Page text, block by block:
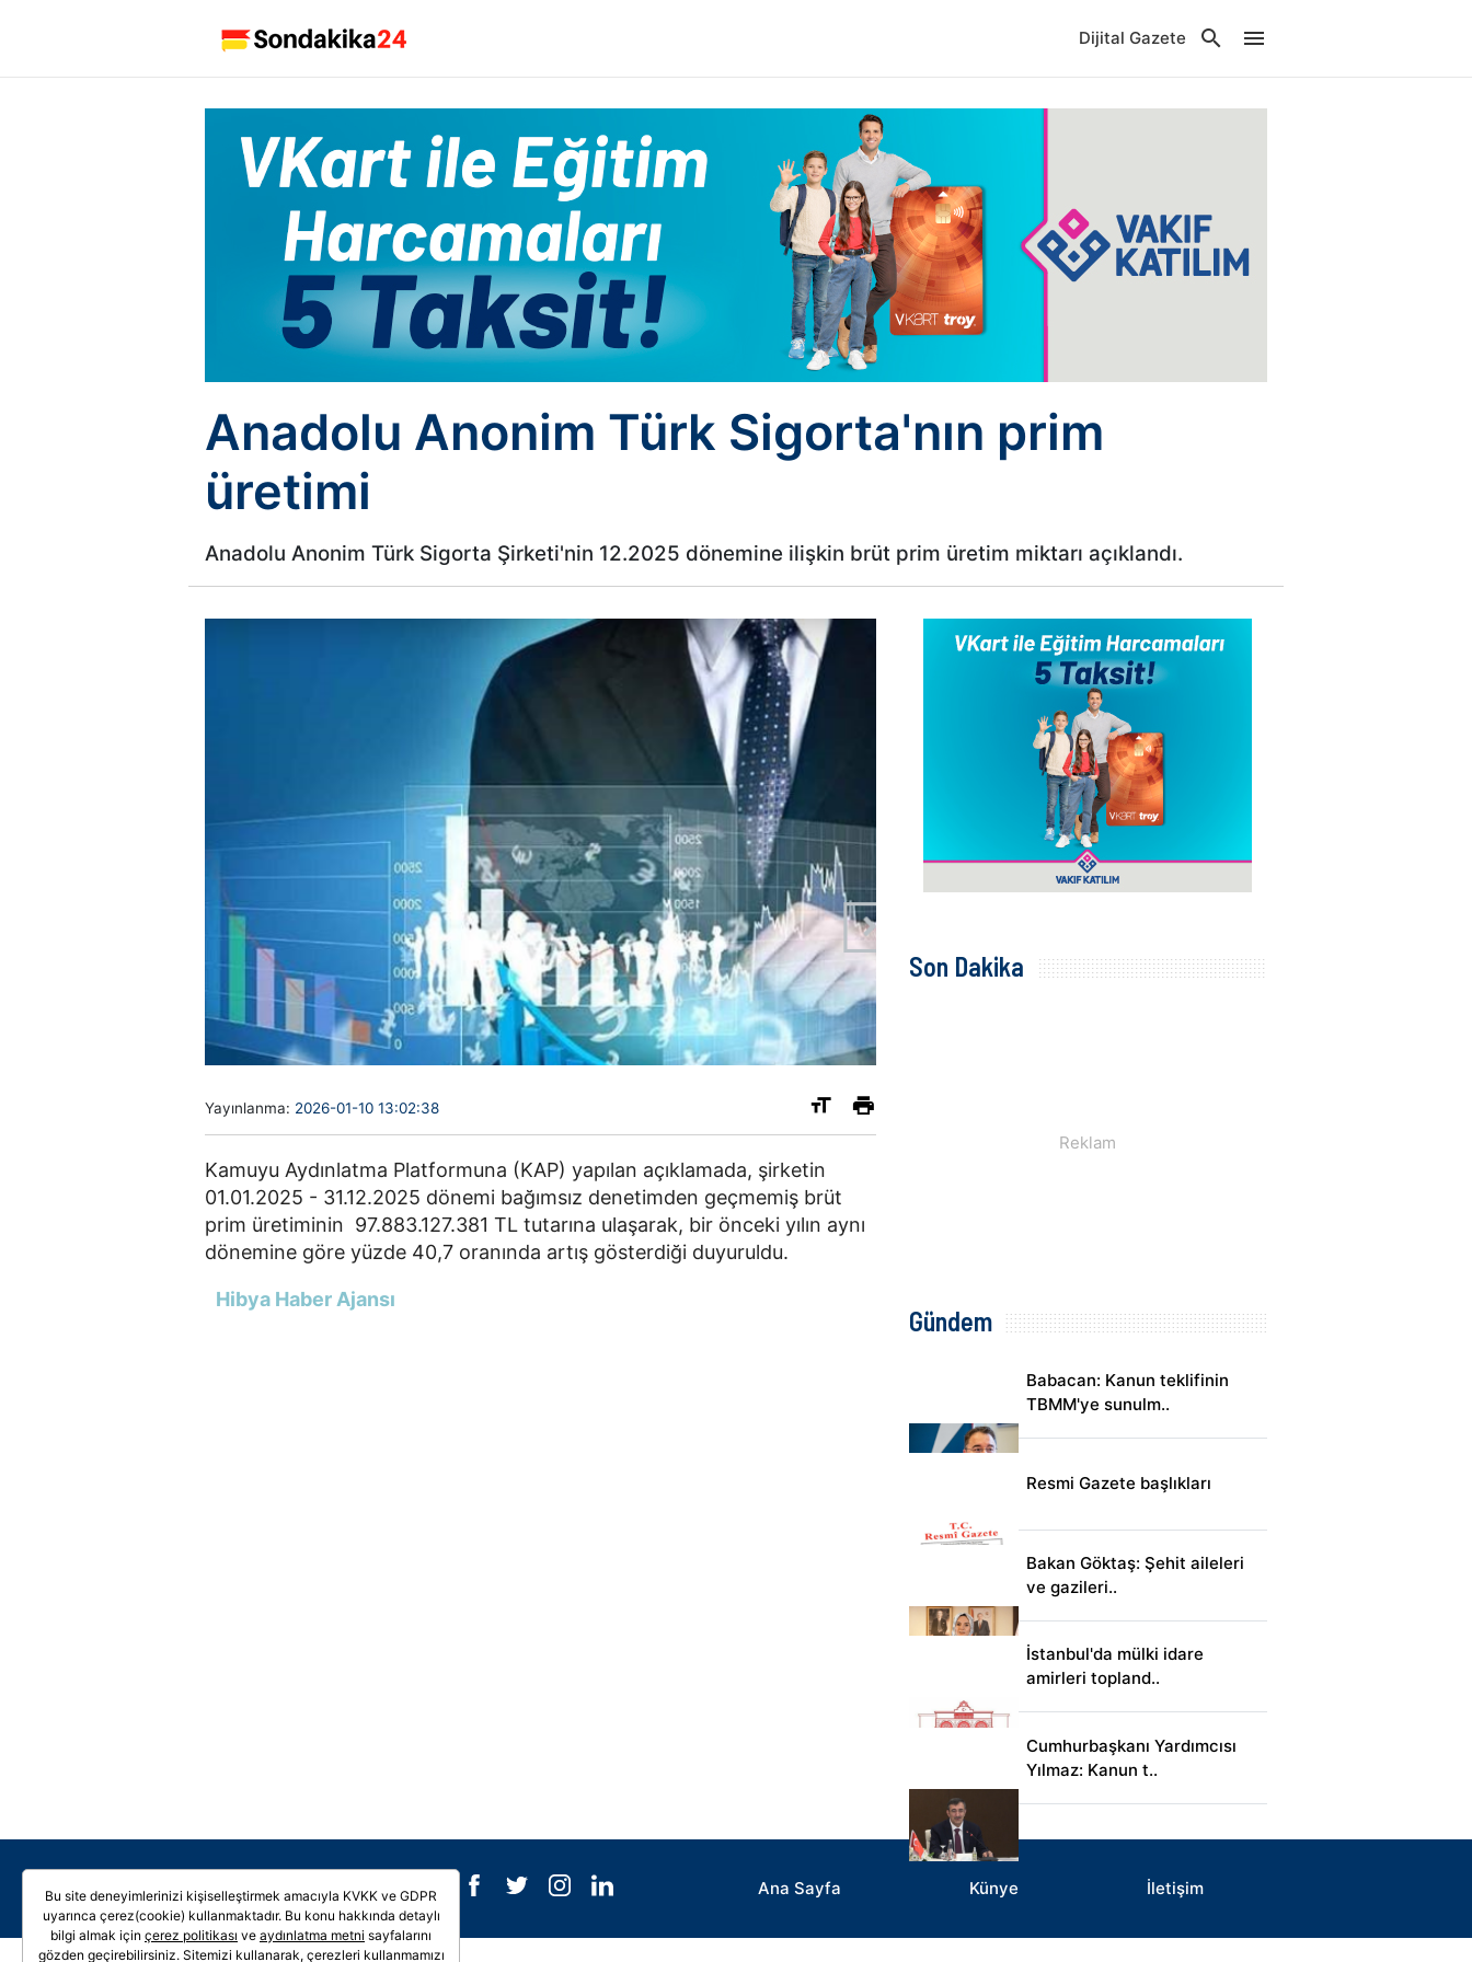
Dijital Gazete
Anadolu Anonim Türk Sigorta'nın prim
üretimi
Anadolu Anonim Türk Sigorta Şirketi'nin 12.2025 dönemine ilişkin brüt prim üretim miktarı açıklandı.
Yayınlanma: 2026-01-10 13:02:38
Kamuyu Aydınlatma Platformuna (KAP) yapılan açıklamada, şirketin
01.01.2025 - 31.12.2025 dönemi bağımsız denetimden geçmemiş brüt
prim üretiminin 97.883.127.381 TL tutarına ulaşarak, bir önceki yılın aynı
dönemine göre yüzde 40,7 oranında artış gösterdiği duyuruldu.
Hibya Haber Ajansı
Son Dakika
Gündem
Babacan: Kanun teklifinin
TBMM'ye sunulm..
Resmi Gazete başlıkları
Bakan Göktaş: Şehit aileleri
ve gazileri..
İstanbul'da mülki idare
amirleri topland..
Cumhurbaşkanı Yardımcısı
Yılmaz: Kanun t..
Galeri Video Ana Sayfa Künye İletişim
Bu site deneyimlerinizi kişiselleştirmek amacıyla KVKK ve GDPR
uyarınca çerez(cookie) kullanmaktadır. Bu konu hakkında detaylı
bilgi almak için çerez politikası ve aydınlatma metni sayfalarını
gözden geçirebilirsiniz. Sitemizi kullanarak, çerezleri kullanmamızı